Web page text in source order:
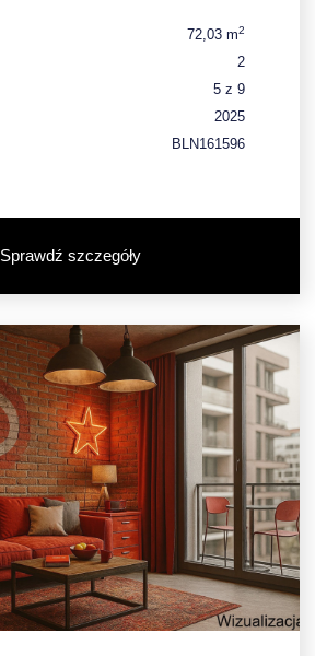
72,03 m2
2
5 z 9
2025
BLN161596
Sprawdź szczegóły